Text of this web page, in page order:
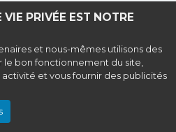
PRIVÉE EST NOTRE
et nous-mêmes utilisons des
le bon fonctionnement du site,
et vous fournir des publicités